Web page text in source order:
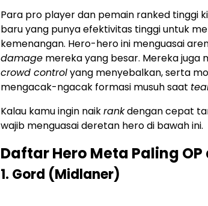
Para pro player dan pemain ranked tinggi
baru yang punya efektivitas tinggi untuk
kemenangan. Hero-hero ini menguasai
damage mereka yang besar. Mereka juga
crowd controlyang menyebalkan, serta
mengacak-ngacak formasi musuh saat
Kalau kamu ingin naikrankdengan cepat
wajib menguasai deretan hero di bawah ini.
Daftar Hero Meta Paling OP
1. Gord (Midlaner)